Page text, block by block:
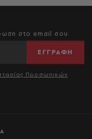
στο email σου
ΕΓΓΡΑΦΗ
Προσωπικών